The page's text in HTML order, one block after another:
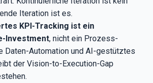
Iteration ist es.
KPI-Tracking ist ein
Investment, nicht ein Prozess-
Daten-Automation und AI-gestütztes
der Vision-to-Execution-Gap